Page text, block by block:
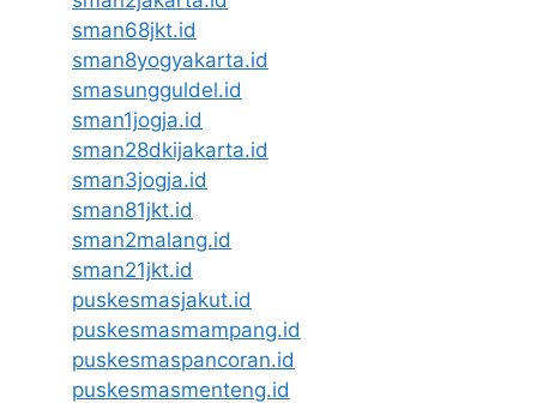
sman68jkt.id
sman8yogyakarta.id
smasungguldel.id
sman1jogja.id
sman28dkijakarta.id
sman3jogja.id
sman81jkt.id
sman2malang.id
sman21jkt.id
puskesmasjakut.id
puskesmasmampang.id
puskesmaspancoran.id
puskesmasmenteng.id